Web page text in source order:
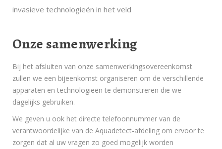
invasieve technologieën in het veld
Onze samenwerking
Bij het afsluiten van onze samenwerkingsovereenkomst
zullen we een bijeenkomst organiseren om de verschillende
apparaten en technologieën te demonstreren die we
dagelijks gebruiken.
We geven u ook het directe telefoonnummer van de
verantwoordelijke van de Aquadetect-afdeling om ervoor te
zorgen dat al uw vragen zo goed mogelijk worden